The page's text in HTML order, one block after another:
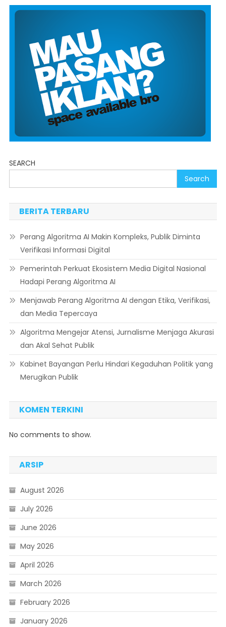
SEARCH
Search
BERITA TERBARU
Perang Algoritma AI Makin Kompleks, Publik Diminta
Verifikasi Informasi Digital
Pemerintah Perkuat Ekosistem Media Digital Nasional
Hadapi Perang Algoritma AI
Menjawab Perang Algoritma AI dengan Etika, Verifikasi,
dan Media Tepercaya
Algoritma Mengejar Atensi, Jurnalisme Menjaga Akurasi
dan Akal Sehat Publik
Kabinet Bayangan Perlu Hindari Kegaduhan Politik yang
Merugikan Publik
KOMEN TERKINI
No comments to show.
ARSIP
August 2026
July 2026
June 2026
May 2026
April 2026
March 2026
February 2026
January 2026